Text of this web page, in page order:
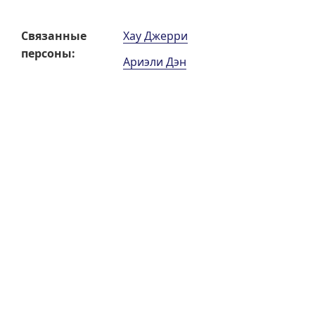
Связанные
персоны:
Хау Джерри
Ариэли Дэн